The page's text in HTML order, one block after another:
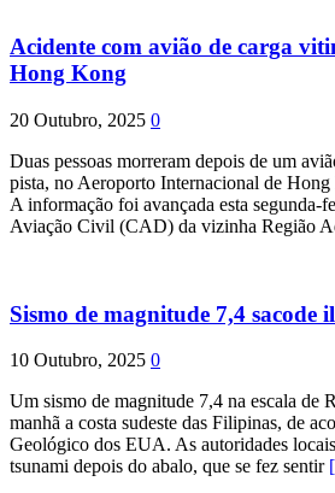
Acidente com avião de carga
Hong Kong
20 Outubro, 2025 0
Duas pessoas morreram depois de um
pista, no Aeroporto Internacional de
A informação foi avançada esta segunda-
Aviação Civil (CAD) da vizinha Região
Sismo de magnitude 7,4 sacode
10 Outubro, 2025 0
Um sismo de magnitude 7,4 na escala de
manhã a costa sudeste das Filipinas, de
Geológico dos EUA. As autoridades
tsunami depois do abalo, que se fez sentir